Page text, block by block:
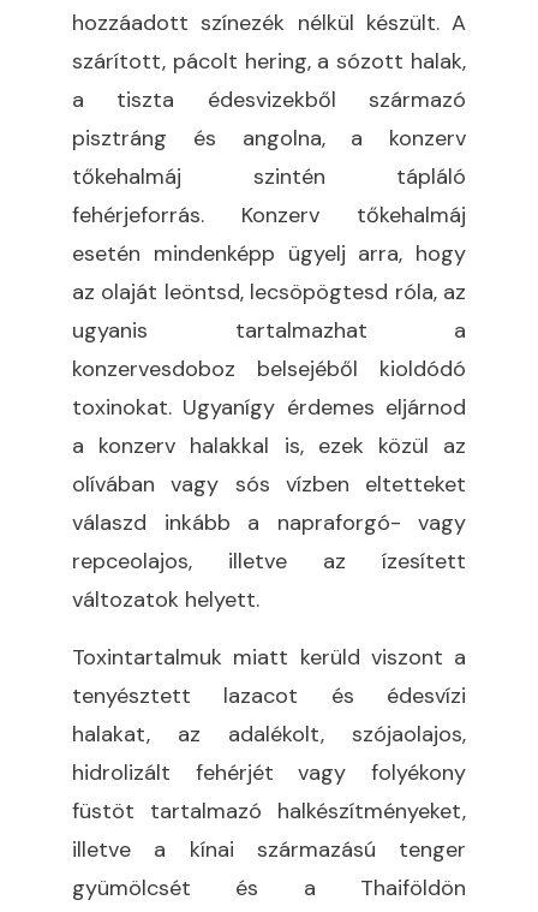
hozzáadott színezék nélkül készült. A
szárított, pácolt hering, a sózott halak,
a tiszta édesvizekből származó
pisztráng és angolna, a konzerv
tőkehalmáj szintén tápláló
fehérjeforrás. Konzerv tőkehalmáj
esetén mindenképp ügyelj arra, hogy
az olaját leöntsd, lecsöpögtesd róla, az
ugyanis tartalmazhat a
konzervesdoboz belsejéből kioldódó
toxinokat. Ugyanígy érdemes eljárnod
a konzerv halakkal is, ezek közül az
olívában vagy sós vízben eltetteket
válaszd inkább a napraforgó- vagy
repceolajos, illetve az ízesített
változatok helyett.
Toxintartalmuk miatt kerüld viszont a
tenyésztett lazacot és édesvízi
halakat, az adalékolt, szójaolajos,
hidrolizált fehérjét vagy folyékony
füstöt tartalmazó halkészítményeket,
illetve a kínai származású tenger
gyümölcsét és a Thaiföldön